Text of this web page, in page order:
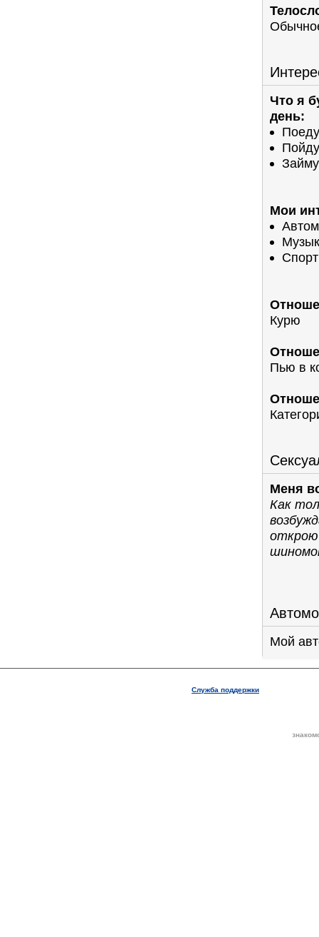
Что я
день:
Мои
Спорт
Курю
Пью в
Меня
Как
Мой
Служба поддержки